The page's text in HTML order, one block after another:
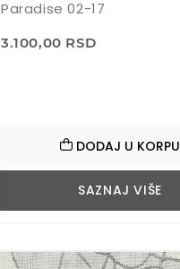
Paradise 02-17
3.100,00 RSD
DODAJ U KORPU
SAZNAJ VIŠE